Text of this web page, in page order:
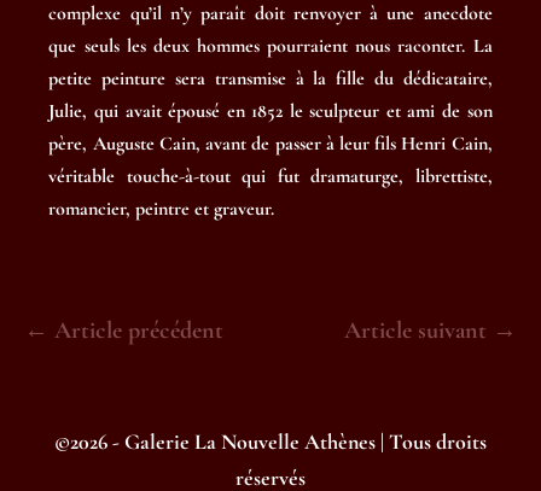
complexe qu’il n’y paraît doit renvoyer à une anecdote
que seuls les deux hommes pourraient nous raconter. La
petite peinture sera transmise à la fille du dédicataire,
Julie, qui avait épousé en 1852 le sculpteur et ami de son
père, Auguste Cain, avant de passer à leur fils Henri Cain,
véritable touche-à-tout qui fut dramaturge, librettiste,
romancier, peintre et graveur.
Navigation
← Article précédent Article suivant →
©2026 - Galerie La Nouvelle Athènes | Tous droits
réservés